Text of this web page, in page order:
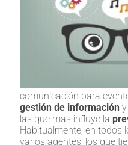
comunicación para
gestión de información
las que más influye la
Habitualmente, en todos
varios agentes: los que